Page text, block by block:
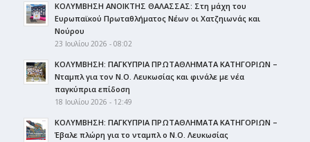
ΚΟΛΥΜΒΗΣΗ ΑΝΟΙΚΤΗΣ ΘΑΛΑΣΣΑΣ: Στη μάχη του
Ευρωπαϊκού Πρωταθλήματος Νέων οι Χατζηιωνάς και
Νούρου
23 Ιουλίου 2026 - 08:02
ΚΟΛΥΜΒΗΣΗ: ΠΑΓΚΥΠΡΙΑ ΠΡΩΤΑΘΛΗΜΑΤΑ ΚΑΤΗΓΟΡΙΩΝ –
Νταμπλ για τον Ν.Ο. Λευκωσίας και φινάλε με νέα
παγκύπρια επίδοση
18 Ιουλίου 2026 - 12:49
ΚΟΛΥΜΒΗΣΗ: ΠΑΓΚΥΠΡΙΑ ΠΡΩΤΑΘΛΗΜΑΤΑ ΚΑΤΗΓΟΡΙΩΝ –
Έβαλε πλώρη για το νταμπλ ο Ν.Ο. Λευκωσίας